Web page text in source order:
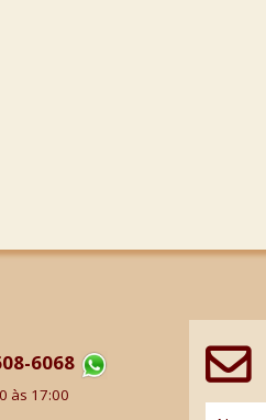
6068
às 17:00